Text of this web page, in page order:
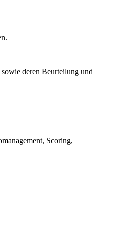
deren Beurteilung und
Scoring,